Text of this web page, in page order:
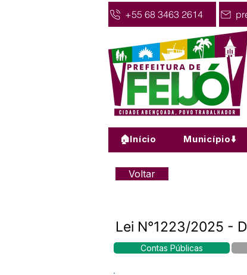
+55 68 3463 2614
🏠Início Município⬇️
Voltar
Lei N°1223/2025 -
Contas Públicas